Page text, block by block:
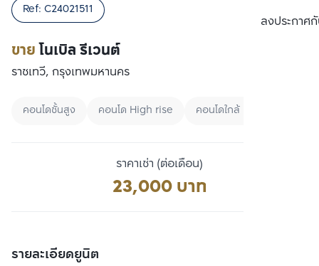
ลงประกาศกั
ขายโนเบิล รีเวนต์
Ref: C24021511
ราชเทวี, กรุงเทพมหานคร
คอนโดชั้นสูง คอนโด High rise คอนโดใกล้ BTS
ราคาเช่า (ต่อเดือน)
23,000 บาท
รายละเอียดยูนิต